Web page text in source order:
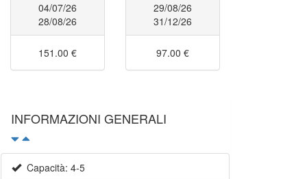
04/07/26
28/08/26
151.00 €
29/08/26
31/12/26
97.00 €
INFORMAZIONI GENERALI
Capacità: 4-5